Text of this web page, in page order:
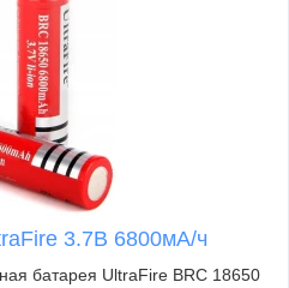
3.7В 6800мА/ч
батарея UltraFire BRC 18650